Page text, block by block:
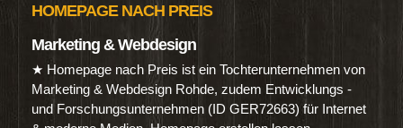
HOMEPAGE NACH PREIS
Marketing & Webdesign
★ Homepage nach Preis ist ein Tochterunternehmen von
Marketing & Webdesign Rohde, zudem Entwicklungs -
und Forschungsunternehmen (ID GER72663) für Internet